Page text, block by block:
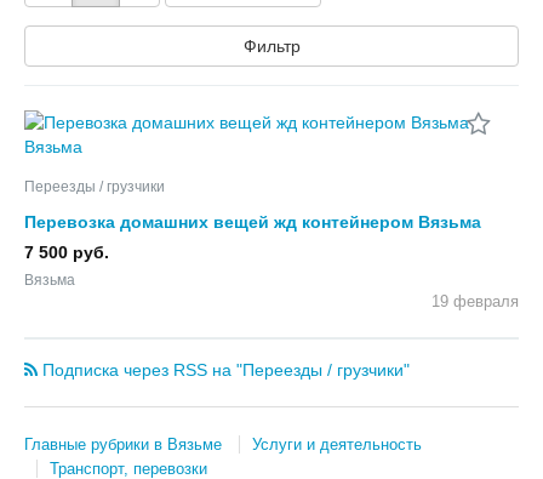
Фильтр
Переезды / грузчики
Перевозка домашних вещей жд контейнером Вязьма
7 500 руб.
Вязьма
19 февраля
Подписка через RSS на "Переезды / грузчики"
Главные рубрики в Вязьме
Услуги и деятельность
Транспорт, перевозки